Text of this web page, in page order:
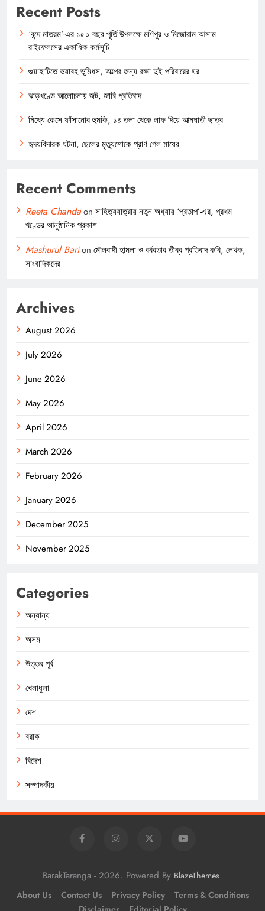
Recent Posts
‘বন্দে মাতরম’-এর ১৫০ বছর পূর্তি উপলক্ষে মণিপুর ও মিজোরাম আসাম
রাইফেলসের একাধিক কর্মসূচি
গুয়াহাটিতে ভয়াবহ ভূমিধস, অল্পের জন্য রক্ষা দুই পরিবারের ঘর
ঝাড়খণ্ডে আলোচনায় জট, জারি প্রতিবাদ
মিথ্যে কেসে ফাঁসানোর হুমকি, ১৪ তলা থেকে লাফ দিয়ে আত্মঘাতী ছাত্র
হৃদয়বিদারক ঘটনা, ছেলের মৃত্যুশোকে প্রাণ গেল মায়ের
Recent Comments
Reeta Chandaon সাহিত্যযাত্রায় নতুন অধ্যায় ‘প্রতাপ’-এর, প্রথম
খণ্ডের আনুষ্ঠানিক প্রকাশ
Mashurul Barion মৌলবাদী হামলা ও বর্বরতার তীব্র প্রতিবাদ কবি, লেখক,
সাংবাদিকদের
Archives
August 2026
July 2026
June 2026
May 2026
April 2026
March 2026
February 2026
January 2026
December 2025
November 2025
Categories
অন্যান্য
অসম
উত্তর পূর্ব
খেলাধুলা
দেশ
বরাক
বিদেশ
সম্পাদকীয়
BarakTaranga - 2026. Powered By BlazeThemes.
About Us Contact Us Privacy Policy
Terms & Conditions